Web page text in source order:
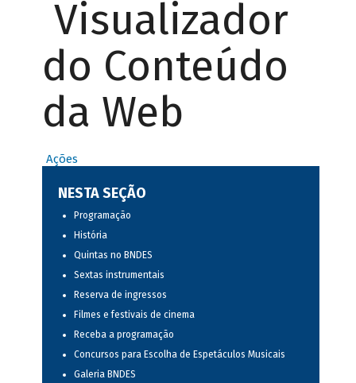
Visualizador
do Conteúdo
da Web
Ações
NESTA SEÇÃO
Programação
História
Quintas no BNDES
Sextas instrumentais
Reserva de ingressos
Filmes e festivais de cinema
Receba a programação
Concursos para Escolha de Espetáculos Musicais
Galeria BNDES